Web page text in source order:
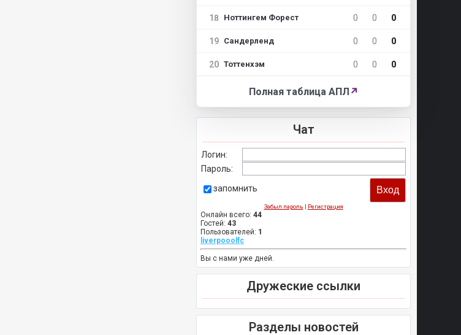
18 Ноттингем Форест 0 0 0
19 Сандерленд 0 0 0
20 Тоттенхэм 0 0 0
Полная таблица АПЛ ↗
Чат
Логин:
Пароль:
запомнить
Забыл пароль | Регистрация
Онлайн всего: 44
Гостей: 43
Пользователей: 1
liverpooolfc
Вы с нами уже дней.
Дружеские ссылки
Разделы новостей